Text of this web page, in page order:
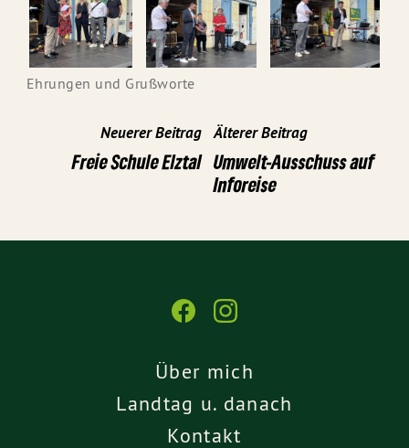
Ehrungen und Grußworte
Neuerer Beitrag
Freie Schule Elztal
Älterer Beitrag
Umwelt-Ausschuss auf
Inforeise
Über mich
Landtag u. danach
Kontakt